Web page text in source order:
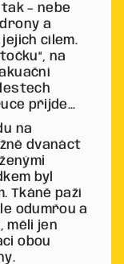
– nebe
a
cílem.
na
přijde…
na
dvanáct
byl
Tkáně paží
odumřou a
měli jen
obou